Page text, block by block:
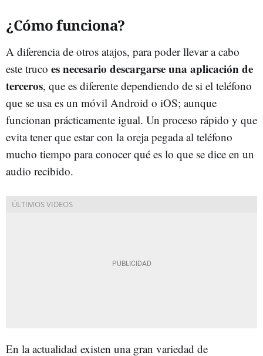
¿Cómo funciona?
A diferencia de otros atajos, para poder llevar a cabo
este truco es necesario descargarse una aplicación de
terceros, que es diferente dependiendo de si el teléfono
que se usa es un móvil Android o iOS; aunque
funcionan prácticamente igual. Un proceso rápido y que
evita tener que estar con la oreja pegada al teléfono
mucho tiempo para conocer qué es lo que se dice en un
audio recibido.
En la actualidad existen una gran variedad de